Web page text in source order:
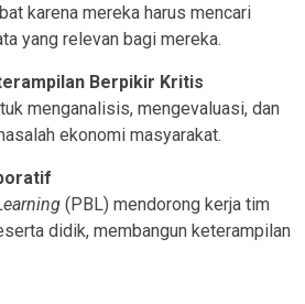
karena mereka harus mencari
yang relevan bagi mereka.
Berpikir Kritis
menganalisis, mengevaluasi, dan
ekonomi masyarakat.
(PBL) mendorong kerja tim
didik, membangun keterampilan